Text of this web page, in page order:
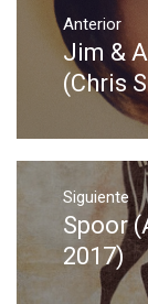
entradas
Anterior
Entrada
anterior:
Jim &
(Chris
Siguiente
Entrada
siguiente:
Spoor
2017)